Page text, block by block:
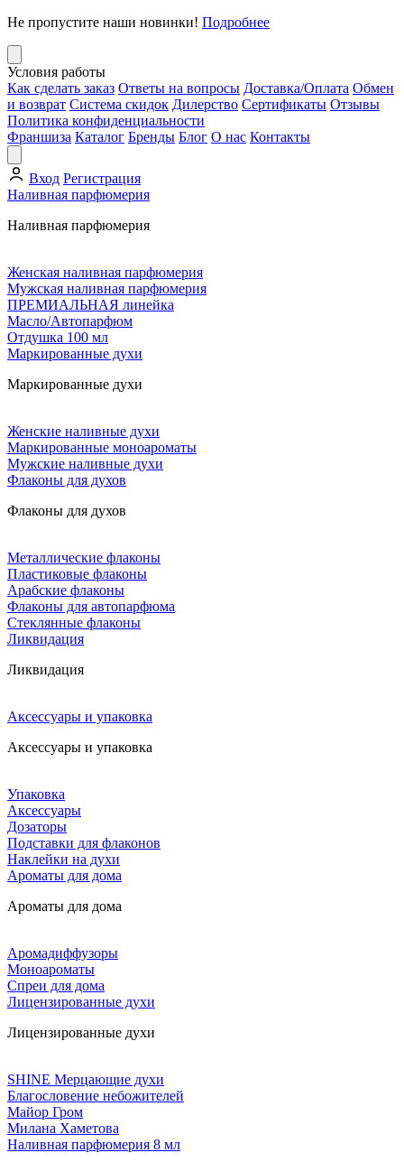
Не пропустите наши новинки! Подробнее
Условия работы
Как сделать заказ Ответы на вопросы Доставка/Оплата Обмен
и возврат Система скидок Дилерство Сертификаты Отзывы
Политика конфиденциальности
Франшиза Каталог Бренды Блог О нас Контакты
Вход Регистрация
Наливная парфюмерия
Наливная парфюмерия
Женская наливная парфюмерия
Мужская наливная парфюмерия
ПРЕМИАЛЬНАЯ линейка
Масло/Автопарфюм
Отдушка 100 мл
Маркированные духи
Маркированные духи
Женские наливные духи
Маркированные моноароматы
Мужские наливные духи
Флаконы для духов
Флаконы для духов
Металлические флаконы
Пластиковые флаконы
Арабские флаконы
Флаконы для автопарфюма
Стеклянные флаконы
Ликвидация
Ликвидация
Аксессуары и упаковка
Аксессуары и упаковка
Упаковка
Аксессуары
Дозаторы
Подставки для флаконов
Наклейки на духи
Ароматы для дома
Ароматы для дома
Аромадиффузоры
Моноароматы
Спреи для дома
Лицензированные духи
Лицензированные духи
SHINE Мерцающие духи
Благословение небожителей
Майор Гром
Милана Хаметова
Наливная парфюмерия 8 мл